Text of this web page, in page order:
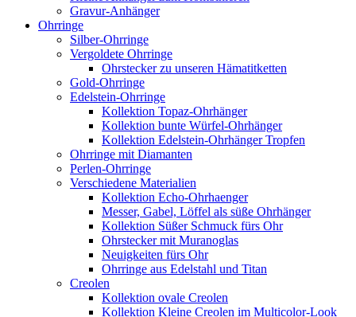
Gravur-Anhänger
Ohrringe
Silber-Ohrringe
Vergoldete Ohrringe
Ohrstecker zu unseren Hämatitketten
Gold-Ohrringe
Edelstein-Ohrringe
Kollektion Topaz-Ohrhänger
Kollektion bunte Würfel-Ohrhänger
Kollektion Edelstein-Ohrhänger Tropfen
Ohrringe mit Diamanten
Perlen-Ohrringe
Verschiedene Materialien
Kollektion Echo-Ohrhaenger
Messer, Gabel, Löffel als süße Ohrhänger
Kollektion Süßer Schmuck fürs Ohr
Ohrstecker mit Muranoglas
Neuigkeiten fürs Ohr
Ohrringe aus Edelstahl und Titan
Creolen
Kollektion ovale Creolen
Kollektion Kleine Creolen im Multicolor-Look